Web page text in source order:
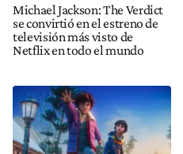
Michael Jackson: The Verdict
se convirtió en el estreno de
televisión más visto de
Netflix en todo el mundo